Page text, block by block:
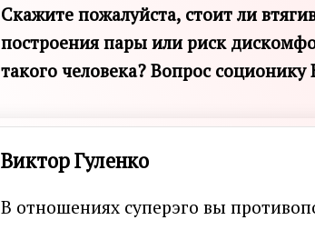
Скажите пожалуйста, стоит ли
построения пары или риск
такого человека? Вопрос соционику
Виктор Гуленко
В отношениях суперэго вы